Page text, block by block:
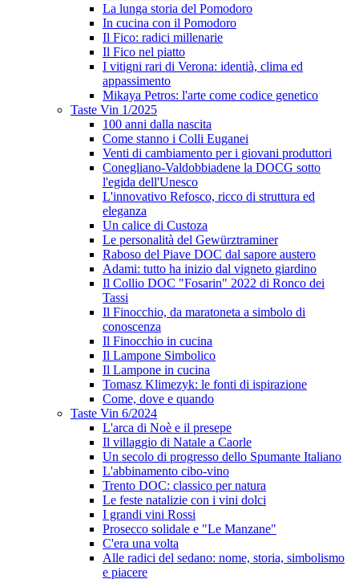
La lunga storia del Pomodoro
In cucina con il Pomodoro
Il Fico: radici millenarie
Il Fico nel piatto
I vitigni rari di Verona: identià, clima ed
appassimento
Mikaya Petros: l'arte come codice genetico
Taste Vin 1/2025
100 anni dalla nascita
Come stanno i Colli Euganei
Venti di cambiamento per i giovani produttori
Conegliano-Valdobbiadene la DOCG sotto
l'egida dell'Unesco
L'innovativo Refosco, ricco di struttura ed
eleganza
Un calice di Custoza
Le personalità del Gewürztraminer
Raboso del Piave DOC dal sapore austero
Adami: tutto ha inizio dal vigneto giardino
Il Collio DOC "Fosarin" 2022 di Ronco dei
Tassi
Il Finocchio, da maratoneta a simbolo di
conoscenza
Il Finocchio in cucina
Il Lampone Simbolico
Il Lampone in cucina
Tomasz Klimezyk: le fonti di ispirazione
Come, dove e quando
Taste Vin 6/2024
L'arca di Noè e il presepe
Il villaggio di Natale a Caorle
Un secolo di progresso dello Spumante Italiano
L'abbinamento cibo-vino
Trento DOC: classico per natura
Le feste natalizie con i vini dolci
I grandi vini Rossi
Prosecco solidale e "Le Manzane"
C'era una volta
Alle radici del sedano: nome, storia, simbolismo
e piacere